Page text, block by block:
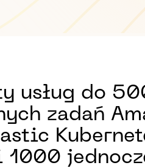
usług do
zadań
1000